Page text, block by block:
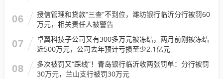
06
授信管理和贷款“三查”不到位，潍坊银行临沂分行被罚60
万元，相关责任人被警告
07
卓翼科技子公司又有300多万元被冻结，两月前刚被冻结
近500万元，公司去年预计亏损至少2.1亿元
08
多次被罚又“踩线”！青岛银行临沂收两张罚单：分行被罚
30万元，兰山支行被罚30万元